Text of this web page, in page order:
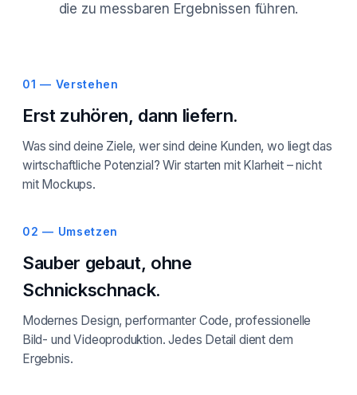
die zu messbaren Ergebnissen führen.
01 — Verstehen
Erst zuhören, dann liefern.
Was sind deine Ziele, wer sind deine Kunden, wo liegt das
wirtschaftliche Potenzial? Wir starten mit Klarheit – nicht
mit Mockups.
02 — Umsetzen
Sauber gebaut, ohne
Schnickschnack.
Modernes Design, performanter Code, professionelle
Bild- und Videoproduktion. Jedes Detail dient dem
Ergebnis.